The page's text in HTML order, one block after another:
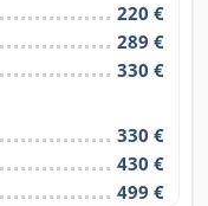
220 €
289 €
330 €
330 €
430 €
499 €